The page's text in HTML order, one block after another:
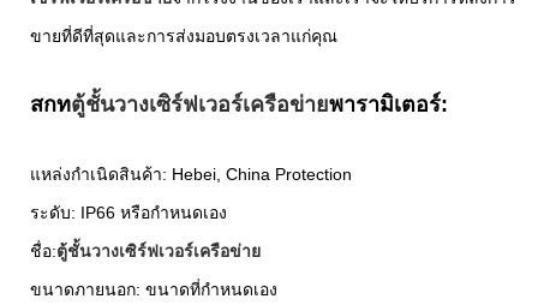
ขายที่ดีที่สุดและการส่งมอบตรงเวลาแก่คุณ
สกทตู้ชั้นวางเซิร์ฟเวอร์เครือข่ายพารามิเตอร์:
แหล่งกำเนิดสินค้า: Hebei, China Protection
ระดับ: IP66 หรือกำหนดเอง
ชื่อ:ตู้ชั้นวางเซิร์ฟเวอร์เครือข่าย
ขนาดภายนอก: ขนาดที่กำหนดเอง